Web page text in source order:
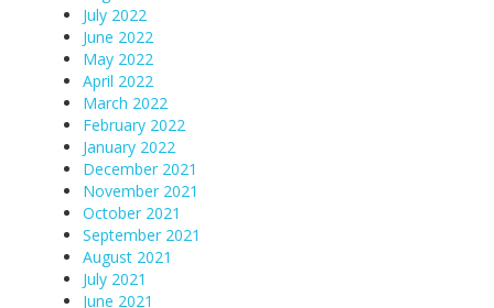
July 2022
June 2022
May 2022
April 2022
March 2022
February 2022
January 2022
December 2021
November 2021
October 2021
September 2021
August 2021
July 2021
June 2021